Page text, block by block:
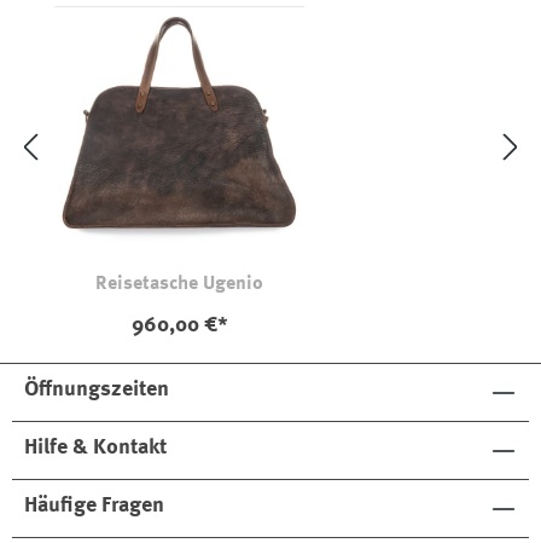
Reisetasche Ugenio
960,00 €*
Öffnungszeiten
Hilfe & Kontakt
Häufige Fragen